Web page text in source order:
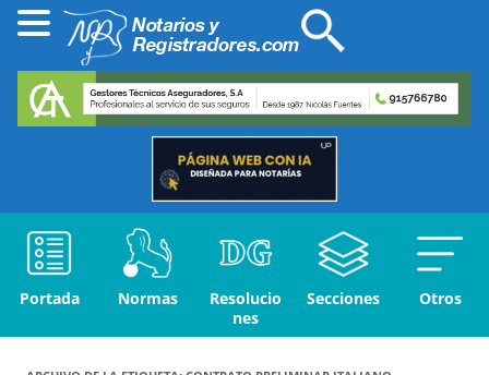
Portada Normas
Resolucio
nes
Secciones Otros